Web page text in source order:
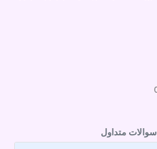
سوالات متداول